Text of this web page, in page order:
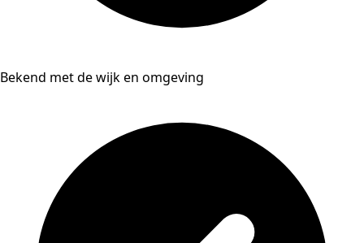
Bekend met de wijk en omgeving